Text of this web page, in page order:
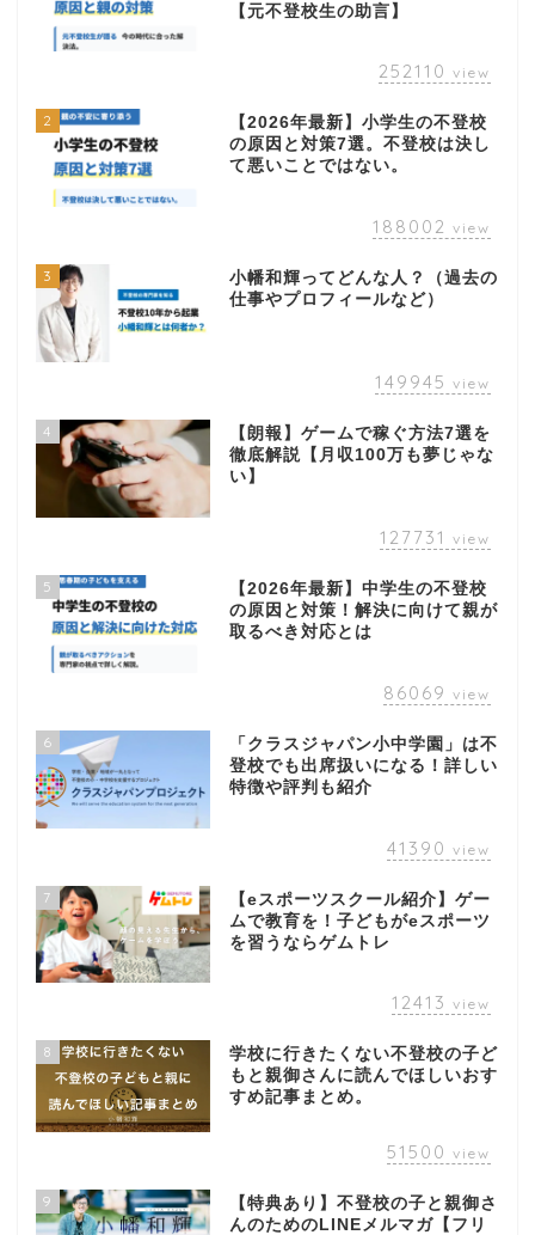
【元不登校生の助言】
252110 view
2
【2026年最新】小学生の不登校
の原因と対策7選。不登校は決し
て悪いことではない。
188002 view
3
小幡和輝ってどんな人？（過去の
仕事やプロフィールなど）
149945 view
4
【朗報】ゲームで稼ぐ方法7選を
徹底解説【月収100万も夢じゃな
い】
127731 view
5
【2026年最新】中学生の不登校
の原因と対策！解決に向けて親が
取るべき対応とは
86069 view
6
「クラスジャパン小中学園」は不
登校でも出席扱いになる！詳しい
特徴や評判も紹介
41390 view
7
【eスポーツスクール紹介】ゲー
ムで教育を！子どもがeスポーツ
を習うならゲムトレ
12413 view
8
学校に行きたくない不登校の子ど
もと親御さんに読んでほしいおす
すめ記事まとめ。
51500 view
9
【特典あり】不登校の子と親御さ
んのためのLINEメルマガ【フリ